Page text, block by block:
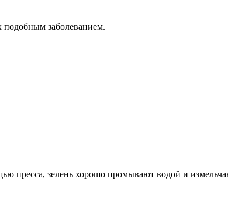
подобным заболеванием.
пресса, зелень хорошо промывают водой и